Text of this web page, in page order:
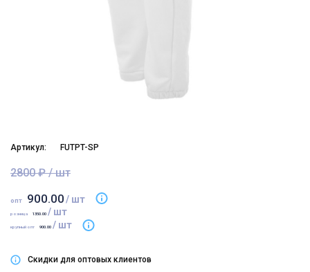
Артикул: FUTPT-SP
2800 ₽ / шт
опт 900.00/ шт
розница 1350.00 / шт
крупный опт 900.00 / шт
Скидки для оптовых клиентов